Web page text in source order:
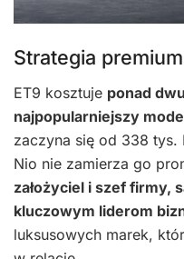
Strategia
ET9 kosztuje ponad
najpopularniejszy
zaczyna się od 338 tys.
Nio nie zamierza go
założyciel i szef firmy,
kluczowym liderom
luksusowych marek,